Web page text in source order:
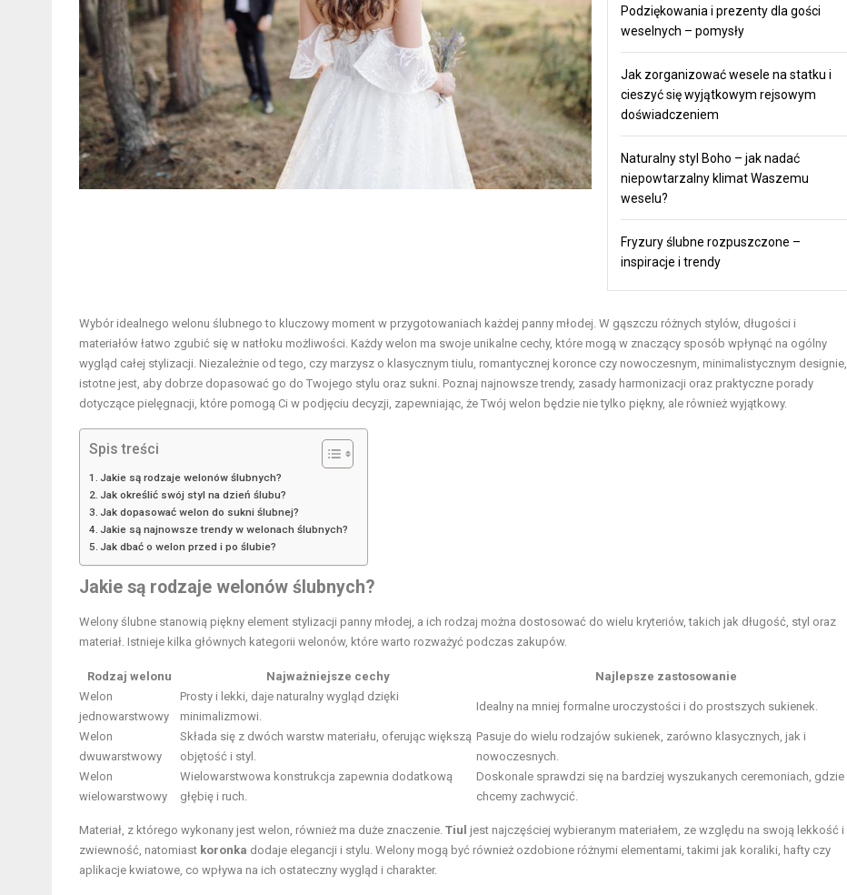
Podziękowania i prezenty dla gości
weselnych – pomysły
Jak zorganizować wesele na statku i
cieszyć się wyjątkowym rejsowym
doświadczeniem
Naturalny styl Boho – jak nadać
niepowtarzalny klimat Waszemu
weselu?
Fryzury ślubne rozpuszczone –
inspiracje i trendy
Wybór idealnego welonu ślubnego to kluczowy moment w przygotowaniach każdej panny młodej. W gąszczu różnych stylów, długości i
materiałów łatwo zgubić się w natłoku możliwości. Każdy welon ma swoje unikalne cechy, które mogą w znaczący sposób wpłynąć na ogólny
wygląd całej stylizacji. Niezależnie od tego, czy marzysz o klasycznym tiulu, romantycznej koronce czy nowoczesnym, minimalistycznym designie,
istotne jest, aby dobrze dopasować go do Twojego stylu oraz sukni. Poznaj najnowsze trendy, zasady harmonizacji oraz praktyczne porady
dotyczące pielęgnacji, które pomogą Ci w podjęciu decyzji, zapewniając, że Twój welon będzie nie tylko piękny, ale również wyjątkowy.
Spis treści
Jakie są rodzaje welonów ślubnych?
Jak określić swój styl na dzień ślubu?
Jak dopasować welon do sukni ślubnej?
Jakie są najnowsze trendy w welonach ślubnych?
Jak dbać o welon przed i po ślubie?
Jakie są rodzaje welonów ślubnych?
Welony ślubne stanowią piękny element stylizacji panny młodej, a ich rodzaj można dostosować do wielu kryteriów, takich jak długość, styl oraz
materiał. Istnieje kilka głównych kategorii welonów, które warto rozważyć podczas zakupów.
Rodzaj welonu Najważniejsze cechy
Najlepsze zastosowanie
Welon
jednowarstwowy
Prosty i lekki, daje naturalny wygląd dzięki
minimalizmowi.
Idealny na mniej formalne uroczystości i do prostszych sukienek.
Welon
dwuwarstwowy
Składa się z dwóch warstw materiału, oferując większą
objętość i styl.
Pasuje do wielu rodzajów sukienek, zarówno klasycznych, jak i
nowoczesnych.
Welon
wielowarstwowy
Wielowarstwowa konstrukcja zapewnia dodatkową
głębię i ruch.
Doskonale sprawdzi się na bardziej wyszukanych ceremoniach, gdzie
chcemy zachwycić.
Materiał, z którego wykonany jest welon, również ma duże znaczenie. Tiul jest najczęściej wybieranym materiałem, ze względu na swoją lekkość i
zwiewność, natomiast koronka dodaje elegancji i stylu. Welony mogą być również ozdobione różnymi elementami, takimi jak koraliki, hafty czy
aplikacje kwiatowe, co wpływa na ich ostateczny wygląd i charakter.